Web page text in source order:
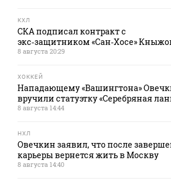
КХЛ
СКА подписал контракт с
экс‑защитником «Сан‑Хосе»
8 августа 20:29
ХОККЕЙ
Нападающему «Вашингтона»
вручили статуэтку «Серебряная
8 августа 14:44
НХЛ
Овечкин заявил, что после
карьеры вернется жить в Москву
8 августа 14:40